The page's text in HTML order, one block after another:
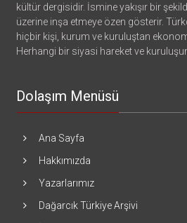
kültür dergisidir. İsmine yakışır bir
üzerine inşa etmeye özen gösterir.
hiçbir kişi, kurum ve kuruluştan
Herhangi bir siyasi hareket ve
Dolaşım Menüsü
Ana Sayfa
Hakkımızda
Yazarlarımız
Dağarcık Türkiye Arşivi